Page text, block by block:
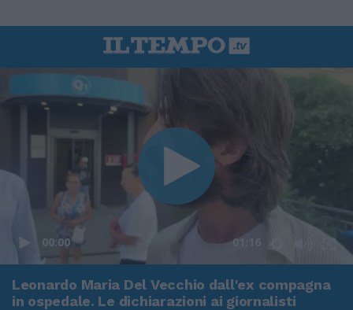
00:00 01:16
Leonardo Maria Del Vecchio dall'ex compagna
in ospedale. Le dichiarazioni ai giornalisti